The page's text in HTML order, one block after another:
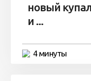
новый
и ...
4 минуты